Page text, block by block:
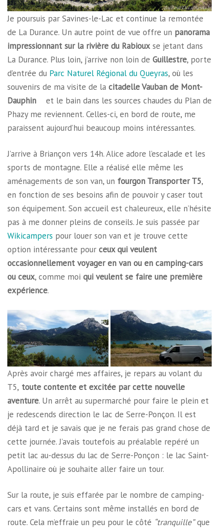
Je poursuis par Savines-le-Lac et continue la remontée
de La Durance. Un autre point de vue offre un panorama
impressionnant sur la rivière du Rabioux se jetant dans
La Durance. Plus loin, j’arrive non loin de Guillestre, porte
d’entrée du Parc Naturel Régional du Queyras, où les
souvenirs de ma visite de la citadelle Vauban de Mont-
Dauphin et le bain dans les sources chaudes du Plan de
Phazy me reviennent. Celles-ci, en bord de route, me
paraissent aujourd’hui beaucoup moins intéressantes.
J’arrive à Briançon vers 14h. Alice adore l’escalade et les
sports de montagne. Elle a réalisé elle même les
aménagements de son van, un fourgon Transporter T5,
en fonction de ses besoins afin de pouvoir y caser tout
son équipement. Son accueil est chaleureux, elle n’hésite
pas à me donner pleins de conseils. Je suis passée par
Wikicampers pour louer son van et je trouve cette
option intéressante pour ceux qui veulent
occasionnellement voyager en van ou en camping-cars
ou ceux, comme moi qui veulent se faire une première
expérience.
Après avoir chargé mes affaires, je repars au volant du
T5, toute contente et excitée par cette nouvelle
aventure. Un arrêt au supermarché pour faire le plein et
je redescends direction le lac de Serre-Ponçon. Il est
déjà tard et je savais que je ne ferais pas grand chose de
cette journée. J’avais toutefois au préalable repéré un
petit lac au-dessus du lac de Serre-Ponçon : le lac Saint-
Apollinaire où je souhaite aller faire un tour.
Sur la route, je suis effarée par le nombre de camping-
cars et vans. Certains sont même installés en bord de
route. Cela m’effraie un peu pour le côté “tranquille”que